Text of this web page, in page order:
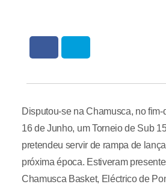
Disputou-se na Chamusca, no
16 de Junho, um Torneio de Sub
pretendeu servir de rampa de
próxima época. Estiveram
Chamusca Basket, Eléctrico de